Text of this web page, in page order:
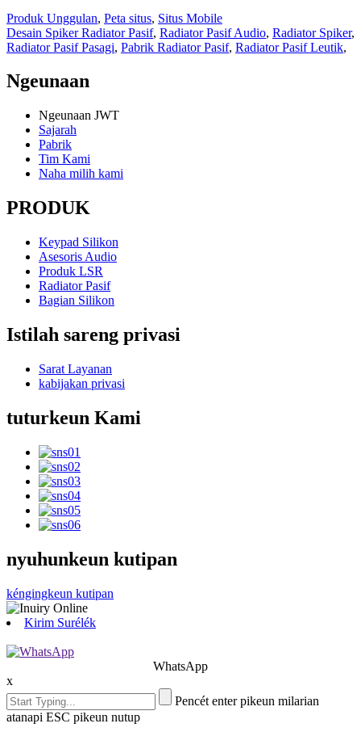
Produk Unggulan, Peta situs, Situs Mobile
Desain Spiker Radiator Pasif, Radiator Pasif Audio, Radiator Spiker,
Radiator Pasif Pasagi, Pabrik Radiator Pasif, Radiator Pasif Leutik,
Ngeunaan
Ngeunaan JWT
Sajarah
Pabrik
Tim Kami
Naha milih kami
PRODUK
Keypad Silikon
Asesoris Audio
Produk LSR
Radiator Pasif
Bagian Silikon
Istilah sareng privasi
Sarat Layanan
kabijakan privasi
tuturkeun Kami
nyuhunkeun kutipan
kéngingkeun kutipan
Kirim Surélék
WhatsApp
x
Pencét enter pikeun milarian
atanapi ESC pikeun nutup